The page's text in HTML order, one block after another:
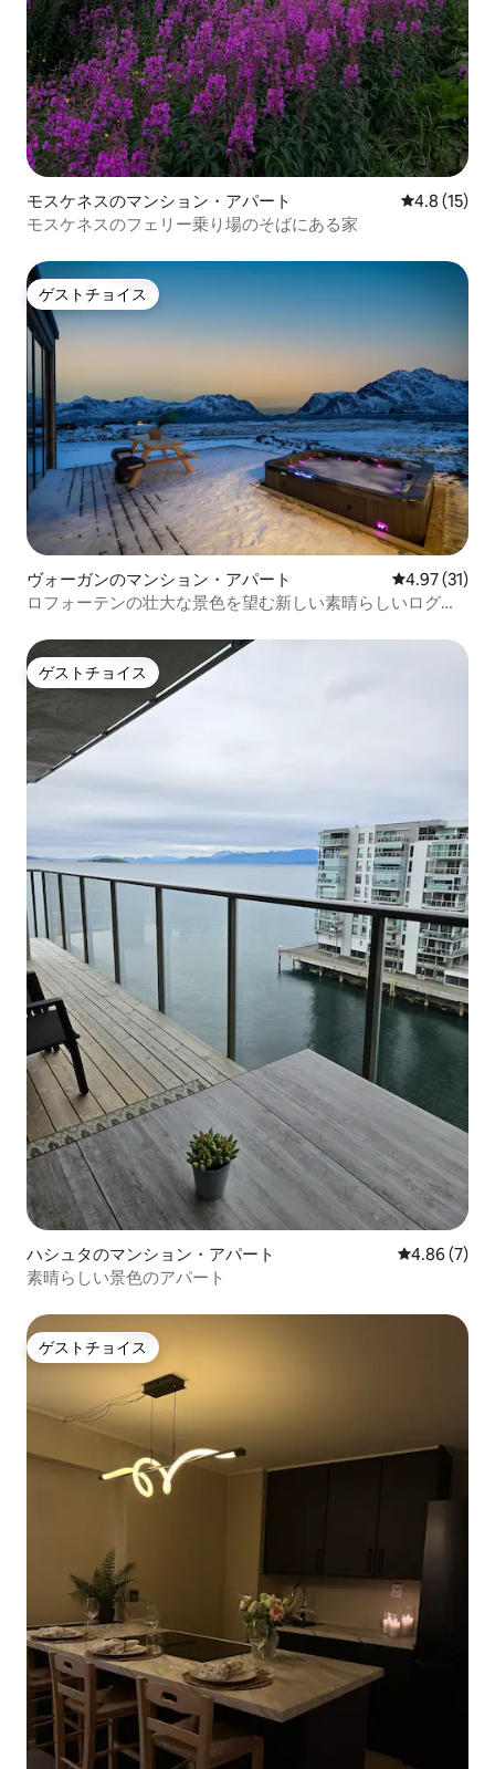
モスケネスのマンション・アパート レビュー15
4.8 (15)
モスケネスのフェリー乗り場のそばにある家
ゲストチョイス
ゲストチョイス
ヴォーガンのマンション・アパート レビュー31
4.97 (31)
ロフォーテンの壮大な景色を望む新しい素晴らしいログハ
ゲストチョイス
ゲストチョイス
ハシュタのマンション・アパート レビュー7
4.86 (7)
素晴らしい景色のアパート
ゲストチョイス
ゲストチョイス